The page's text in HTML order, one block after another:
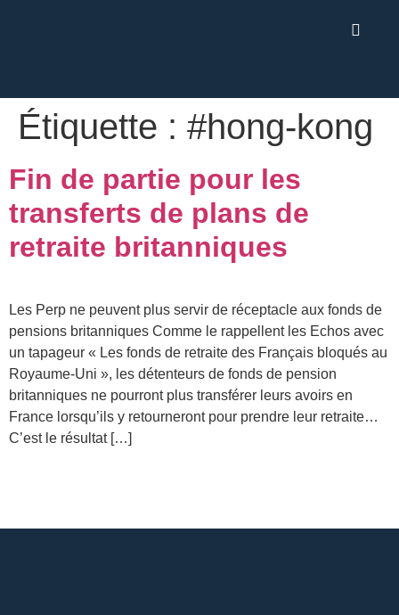
Étiquette : #hong-kong
Fin de partie pour les
transferts de plans de
retraite britanniques
Les Perp ne peuvent plus servir de réceptacle aux fonds de
pensions britanniques Comme le rappellent les Echos avec
un tapageur « Les fonds de retraite des Français bloqués au
Royaume-Uni », les détenteurs de fonds de pension
britanniques ne pourront plus transférer leurs avoirs en
France lorsqu’ils y retourneront pour prendre leur retraite…
C’est le résultat […]